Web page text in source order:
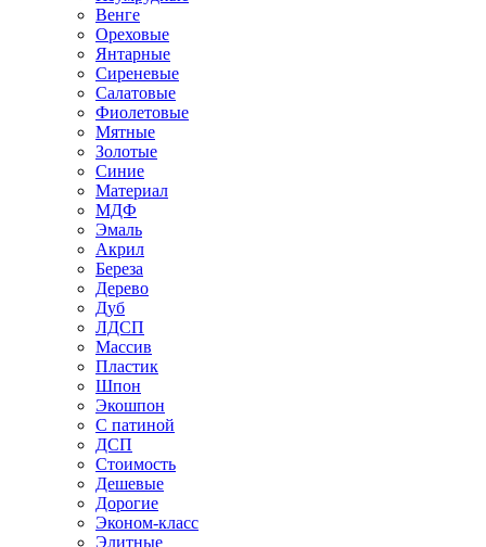
Венге
Ореховые
Янтарные
Сиреневые
Салатовые
Фиолетовые
Мятные
Золотые
Синие
Материал
МДФ
Эмаль
Акрил
Береза
Дерево
Дуб
ЛДСП
Массив
Пластик
Шпон
Экошпон
С патиной
ДСП
Стоимость
Дешевые
Дорогие
Эконом-класс
Элитные